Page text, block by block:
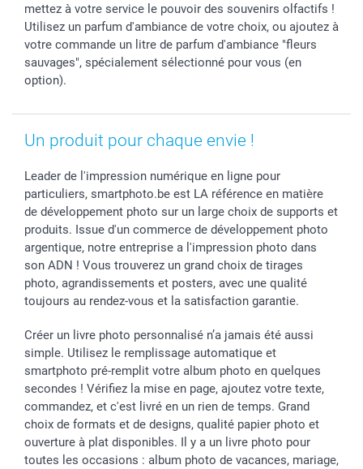
Vacances
Tarifs
Investisseurs
Droit de rétractation
Statut de ma commande
mettez à votre service le pouvoir des souvenirs olfactifs !
Utilisez un parfum d'ambiance de votre choix, ou ajoutez à
votre commande un litre de parfum d'ambiance "fleurs
sauvages", spécialement sélectionné pour vous (en
option).
Un produit pour chaque envie !
Leader de l'impression numérique en ligne pour
particuliers, smartphoto.be est LA référence en matière
de développement photo sur un large choix de supports et
produits. Issue d'un commerce de développement photo
argentique, notre entreprise a l'impression photo dans
son ADN ! Vous trouverez un grand choix de tirages
photo, agrandissements et posters, avec une qualité
toujours au rendez-vous et la satisfaction garantie.
Créer un livre photo personnalisé n’a jamais été aussi
simple. Utilisez le remplissage automatique et
smartphoto pré-remplit votre album photo en quelques
secondes ! Vérifiez la mise en page, ajoutez votre texte,
commandez, et c'est livré en un rien de temps. Grand
choix de formats et de designs, qualité papier photo et
ouverture à plat disponibles. Il y a un livre photo pour
toutes les occasions : album photo de vacances, mariage,